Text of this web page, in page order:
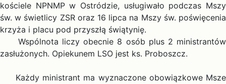
kościele NPNMP w Ostródzie, usługiwało podczas Mszy
św. w świetlicy ZSR oraz 16 lipca na Mszy św. poświęcenia
krzyża i placu pod przyszłą świątynię.
Wspólnota liczy obecnie 8 osób plus 2 ministrantów
zasłużonych. Opiekunem LSO jest ks. Proboszcz.
Każdy ministrant ma wyznaczone obowiązkowe Msze